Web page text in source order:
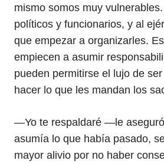
mismo somos muy
políticos y funcionarios, y al
que empezar a organizarles.
empiecen a asumir
pueden permitirse el lujo de
hacer lo que les mandan los
—Yo te respaldaré —le
asumía lo que había pasado,
mayor alivio por no haber